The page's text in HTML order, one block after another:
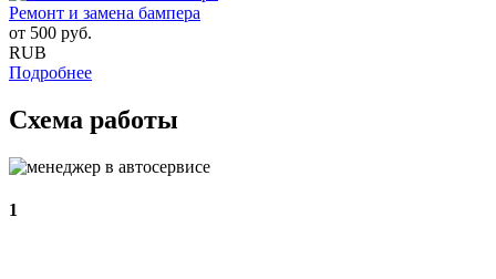
Ремонт и замена бампера
от 500 руб.
RUB
Подробнее
Схема работы
1